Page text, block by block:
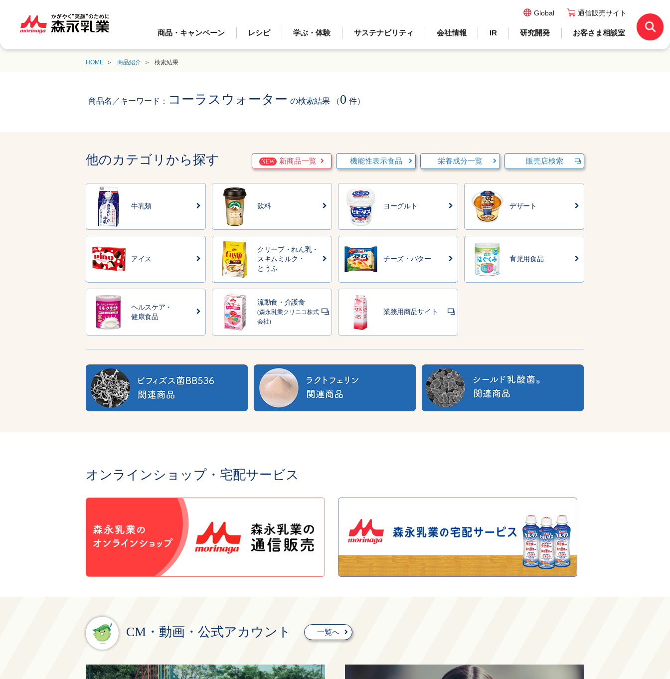
商品・キャンペーン レシピ 学ぶ・体験 サステナビリティ 会社情報 IR 研究開発 お客さま相談室
Global 通信販売サイト
HOME 商品紹介 検索結果
商品名／キーワード： コーラスウォーター の検索結果 （0 件）
他のカテゴリから探す NEW 新商品一覧 機能性表示食品 栄養成分一覧 販売店検索
牛乳類 飲料 ヨーグルト デザート
アイス
クリープ・れん乳・
スキムミルク・
とうふ
チーズ・バター 育児用食品
ヘルスケア・
健康食品
流動食・介護食
(森永乳業クリニコ株式
会社）
業務用商品サイト
オンラインショップ・宅配サービス
CM・動画・公式アカウント 一覧へ